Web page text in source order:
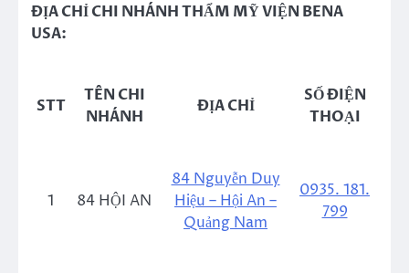
ĐỊA CHỈ CHI NHÁNH THẨM MỸ VIỆN BENA
USA:
STT
TÊN CHI
NHÁNH
ĐỊA CHỈ
SỐ ĐIỆN
THOẠI
1 84 HỘI AN
84 Nguyễn Duy
Hiệu – Hội An –
Quảng Nam
0935. 181.
799